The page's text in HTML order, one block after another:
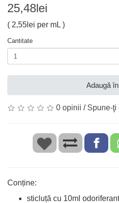
25,48lei
( 2,55lei per mL )
Cantitate
Adaugă
0 opinii / Spune-ţi
Conține:
sticluță cu 10ml